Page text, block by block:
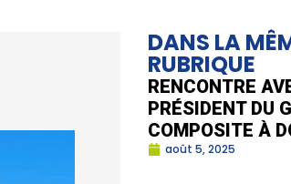
DANS LA
RUBRIQUE
RENCONTRE
PRÉSIDENT DU
COMPOSITE À
août 5, 2025